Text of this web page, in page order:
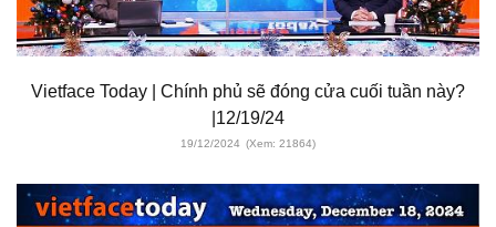
Vietface Today | Chính phủ sẽ đóng cửa cuối tuần này?
|12/19/24
19/12/2024 (Xem: 21864)